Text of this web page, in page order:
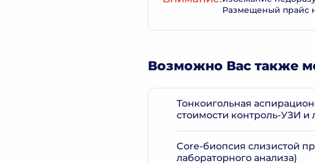
Размещеный прайс
Возможно Вас также
Тонкоигольная
стоимости контроль-УЗИ и
Core-биопсия слизистой
лабораторного анализа)